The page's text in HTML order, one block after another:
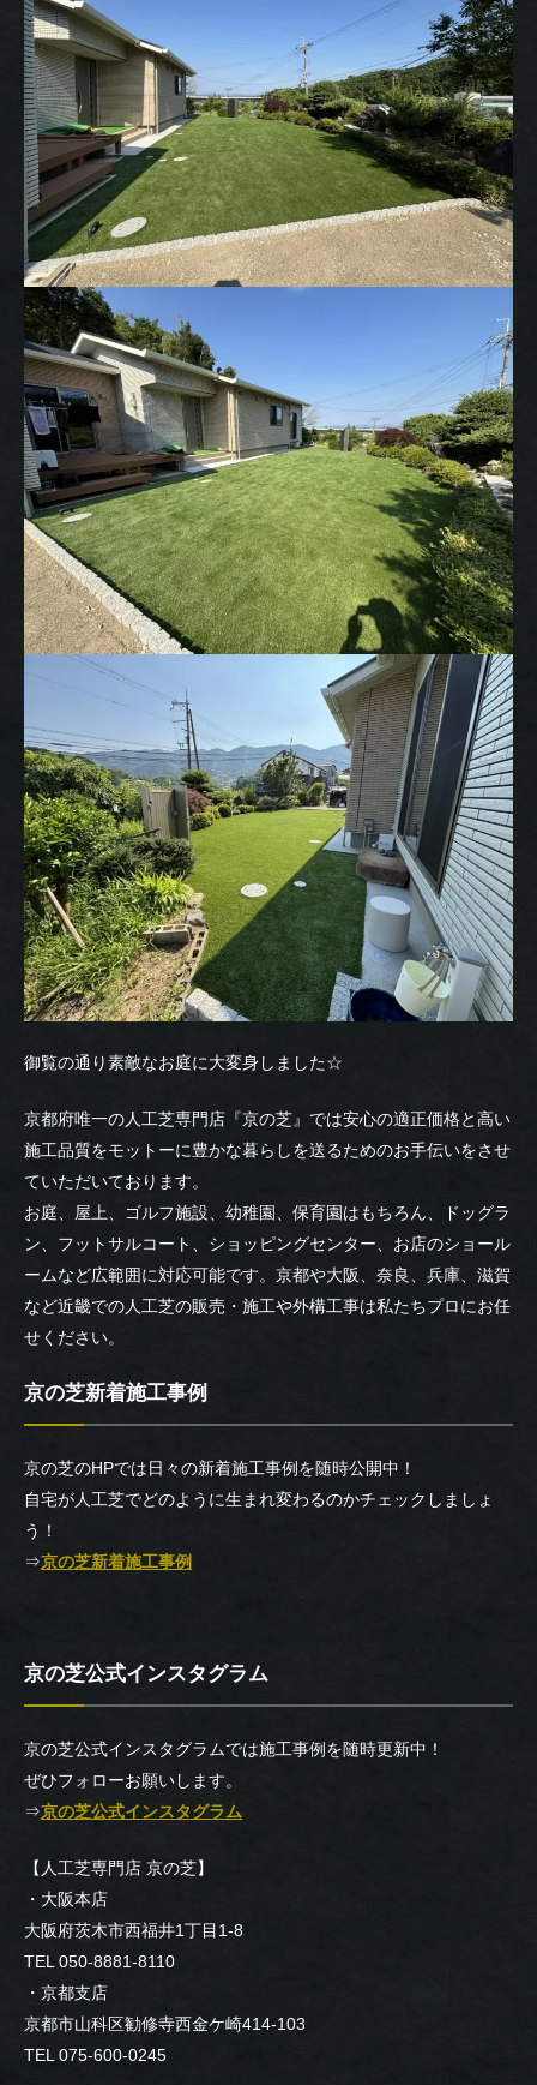
御覧の通り素敵なお庭に大変身しました☆
京都府唯一の人工芝専門店『京の芝』では安心の適正価格と高い
施工品質をモットーに豊かな暮らしを送るためのお手伝いをさせ
ていただいております。
お庭、屋上、ゴルフ施設、幼稚園、保育園はもちろん、ドッグラ
ン、フットサルコート、ショッピングセンター、お店のショール
ームなど広範囲に対応可能です。京都や大阪、奈良、兵庫、滋賀
など近畿での人工芝の販売・施工や外構工事は私たちプロにお任
せください。
京の芝新着施工事例
京の芝のHPでは日々の新着施工事例を随時公開中！
自宅が人工芝でどのように生まれ変わるのかチェックしましょ
う！
⇒京の芝新着施工事例
京の芝公式インスタグラム
京の芝公式インスタグラムでは施工事例を随時更新中！
ぜひフォローお願いします。
⇒京の芝公式インスタグラム
【人工芝専門店 京の芝】
・大阪本店
大阪府茨木市西福井1丁目1-8
TEL 050-8881-8110
・京都支店
京都市山科区勧修寺西金ケ崎414-103
TEL 075-600-0245